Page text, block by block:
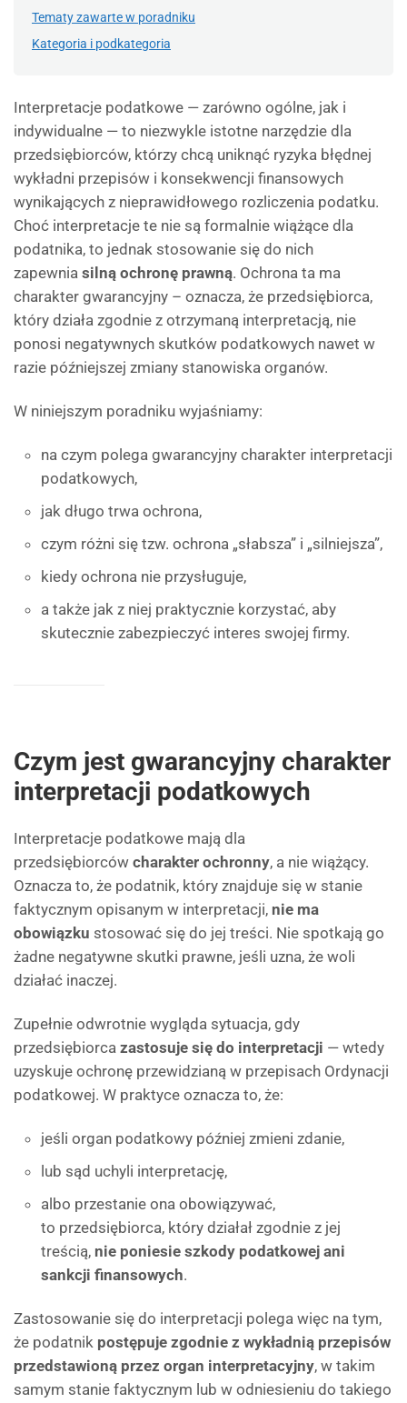
Tematy zawarte w poradniku
Kategoria i podkategoria
Interpretacje podatkowe — zarówno ogólne, jak i
indywidualne — to niezwykle istotne narzędzie dla
przedsiębiorców, którzy chcą uniknąć ryzyka błędnej
wykładni przepisów i konsekwencji finansowych
wynikających z nieprawidłowego rozliczenia podatku.
Choć interpretacje te nie są formalnie wiążące dla
podatnika, to jednak stosowanie się do nich
zapewnia silną ochronę prawną. Ochrona ta ma
charakter gwarancyjny – oznacza, że przedsiębiorca,
który działa zgodnie z otrzymaną interpretacją, nie
ponosi negatywnych skutków podatkowych nawet w
razie późniejszej zmiany stanowiska organów.
W niniejszym poradniku wyjaśniamy:
na czym polega gwarancyjny charakter interpretacji
podatkowych,
jak długo trwa ochrona,
czym różni się tzw. ochrona „słabsza” i „silniejsza”,
kiedy ochrona nie przysługuje,
a także jak z niej praktycznie korzystać, aby
skutecznie zabezpieczyć interes swojej firmy.
Czym jest gwarancyjny charakter
interpretacji podatkowych
Interpretacje podatkowe mają dla
przedsiębiorców charakter ochronny, a nie wiążący.
Oznacza to, że podatnik, który znajduje się w stanie
faktycznym opisanym w interpretacji, nie ma
obowiązku stosować się do jej treści. Nie spotkają go
żadne negatywne skutki prawne, jeśli uzna, że woli
działać inaczej.
Zupełnie odwrotnie wygląda sytuacja, gdy
przedsiębiorca zastosuje się do interpretacji — wtedy
uzyskuje ochronę przewidzianą w przepisach Ordynacji
podatkowej. W praktyce oznacza to, że:
jeśli organ podatkowy później zmieni zdanie,
lub sąd uchyli interpretację,
albo przestanie ona obowiązywać,
to przedsiębiorca, który działał zgodnie z jej
treścią, nie poniesie szkody podatkowej ani
sankcji finansowych.
Zastosowanie się do interpretacji polega więc na tym,
że podatnik postępuje zgodnie z wykładnią przepisów
przedstawioną przez organ interpretacyjny, w takim
samym stanie faktycznym lub w odniesieniu do takiego